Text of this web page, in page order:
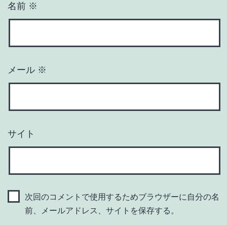
名前 ※
メール ※
サイト
次回のコメントで使用するためブラウザーに自分の名
前、メールアドレス、サイトを保存する。